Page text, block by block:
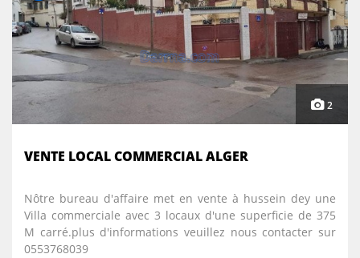
2
VENTE LOCAL COMMERCIAL ALGER
Nôtre bureau d'affaire met en vente à hussein dey une
Villa commerciale avec 3 locaux d'une superficie de 375
M carré.plus d'informations veuillez nous contacter sur
0553768039